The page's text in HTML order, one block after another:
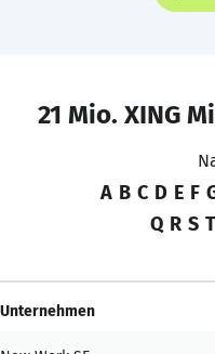
21 Mio. XING
A B C D E F
Q R S T
Unternehmen